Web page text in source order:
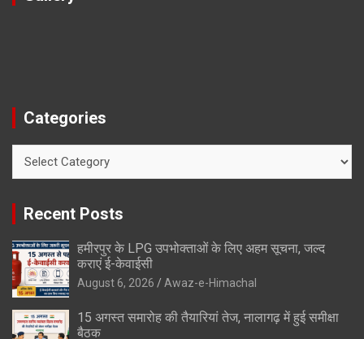
Categories
Recent Posts
हमीरपुर के LPG उपभोक्ताओं के लिए अहम सूचना, जल्द
कराएं ई-केवाईसी
August 6, 2026 Awaz-e-Himachal
15 अगस्त समारोह की तैयारियां तेज, नालागढ़ में हुई समीक्षा
बैठक